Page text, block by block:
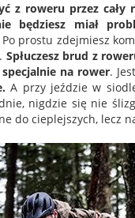
z roweru przez cały
będziesz miał
Po prostu zdejmiesz
Spłuczesz brud z
na rower.
A przy jeździe w
nigdzie się nie
do cieplejszych, lecz